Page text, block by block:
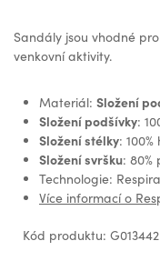
Sandály jsou vhodné
venkovní aktivity.
Materiál: Složení
Složení podšívky:
Složení stélky:
Složení svršku: 80%
Technologie:
Více informací o
Kód produktu: G013442